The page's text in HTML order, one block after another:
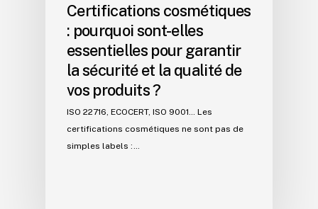
Certifications cosmétiques
: pourquoi sont-elles
essentielles pour garantir
la sécurité et la qualité de
vos produits ?
ISO 22716, ECOCERT, ISO 9001… Les
certifications cosmétiques ne sont pas de
simples labels :…